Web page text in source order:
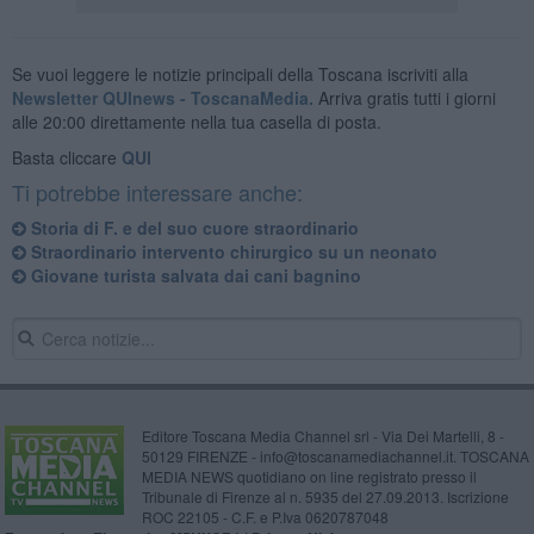
Se vuoi leggere le notizie principali della Toscana iscriviti alla
Newsletter QUInews - ToscanaMedia. Arriva gratis tutti i giorni
alle 20:00 direttamente nella tua casella di posta.
Basta cliccare QUI
Ti potrebbe interessare anche:
Storia di F. e del suo cuore straordinario
Straordinario intervento chirurgico su un neonato
Giovane turista salvata dai cani bagnino
Editore Toscana Media Channel srl - Via Dei Martelli, 8 -
50129 FIRENZE - info@toscanamediachannel.it. TOSCANA
MEDIA NEWS quotidiano on line registrato presso il
Tribunale di Firenze al n. 5935 del 27.09.2013. Iscrizione
ROC 22105 - C.F. e P.Iva 0620787048